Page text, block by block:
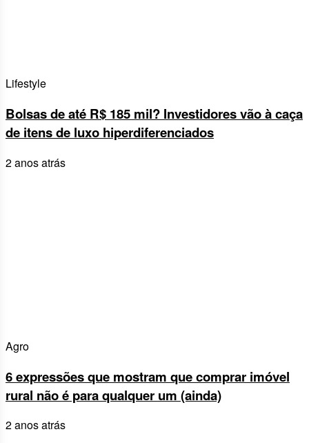
Lifestyle
Bolsas de até R$ 185 mil? Investidores vão à caça
de itens de luxo hiperdiferenciados
2 anos atrás
Agro
6 expressões que mostram que comprar imóvel
rural não é para qualquer um (ainda)
2 anos atrás